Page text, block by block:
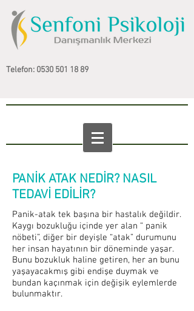
Telefon: 0530 501 18 89
PANİK ATAK NEDİR? NASIL
TEDAVİ EDİLİR?
Panik-atak tek başına bir hastalık değildir.
Kaygı bozukluğu içinde yer alan “ panik
nöbeti”, diğer bir deyişle “atak” durumunu
her insan hayatının bir döneminde yaşar.
Bunu bozukluk haline getiren, her an bunu
yaşayacakmış gibi endişe duymak ve
bundan kaçınmak için değişik eylemlerde
bulunmaktır.